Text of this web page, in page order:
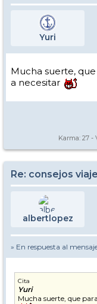
Yuri
Mucha suerte, que
a necesitar
Karma: 27 -
Re: consejos
albertlopez
» En respuesta al
Cita
Yuri
Mucha suerte, que